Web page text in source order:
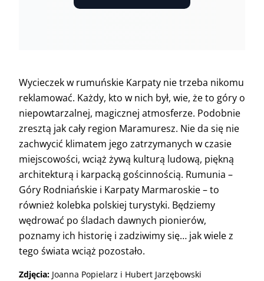
Wycieczek w rumuńskie Karpaty nie trzeba nikomu
reklamować. Każdy, kto w nich był, wie, że to góry o
niepowtarzalnej, magicznej atmosferze. Podobnie
zresztą jak cały region Maramuresz. Nie da się nie
zachwycić klimatem jego zatrzymanych w czasie
miejscowości, wciąż żywą kulturą ludową, piękną
architekturą i karpacką gościnnością. Rumunia –
Góry Rodniańskie i Karpaty Marmaroskie – to
również kolebka polskiej turystyki. Będziemy
wędrować po śladach dawnych pionierów,
poznamy ich historię i zadziwimy się… jak wiele z
tego świata wciąż pozostało.
Zdjęcia: Joanna Popielarz i Hubert Jarzębowski